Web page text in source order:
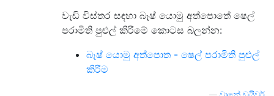
වැඩි විස්තර සඳහා බෑෂ් යොමු අත්පොතේ ෂෙල්
පරාමිති පුළුල් කිරීමේ කොටස බලන්න:
බෑෂ් යොමු අත්පොත - ෂෙල් පරාමිති පුළුල්
කිරීම